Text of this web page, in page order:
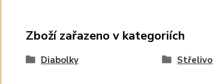
Zboží zařazeno v kategoriích
Diabolky Střelivo